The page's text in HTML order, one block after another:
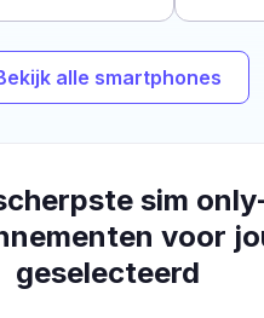
alle smartphones
sim
voor
geselecteerd